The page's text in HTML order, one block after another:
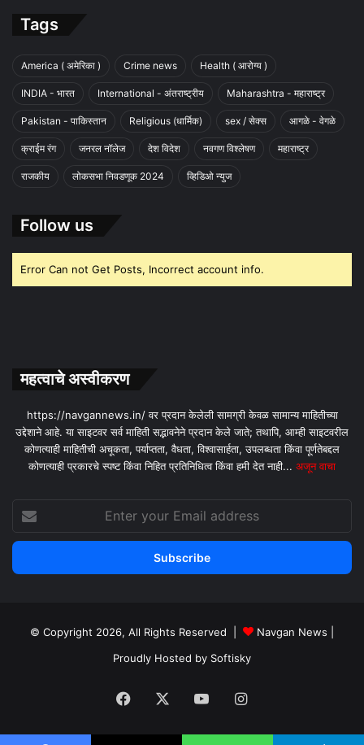
Tags
America ( अमेरिका ) Crime news Health ( आरोग्य )
INDIA - भारत International - अंतराष्ट्रीय Maharashtra - महाराष्ट्र
Pakistan - पाकिस्तान Religious (धार्मिक) sex / सेक्स आगळे - वेगळे
क्राईम रंग जनरल नॉलेज देश विदेश नवगण विश्लेषण महाराष्ट्र
राजकीय लोकसभा निवडणूक 2024 व्हिडिओ न्युज
Follow us
Error Can not Get Posts, Incorrect account info.
महत्वाचे अस्वीकरण
https://navgannews.in/ वर प्रदान केलेली सामग्री केवळ सामान्य माहितीच्या
उद्देशाने आहे. या साइटवर सर्व माहिती सद्भावनेने प्रदान केले जाते; तथापि, आम्ही साइटवरील
कोणत्याही माहितीची अचूकता, पर्याप्तता, वैधता, विश्वासार्हता, उपलब्धता किंवा पूर्णतेबद्दल
कोणत्याही प्रकारचे स्पष्ट किंवा निहित प्रतिनिधित्व किंवा हमी देत ​​नाही... अजून वाचा
your
Email
© Copyright 2026, All Rights Reserved | Navgan News
Proudly Hosted by Softisky
Facebook YouTubeInstagram